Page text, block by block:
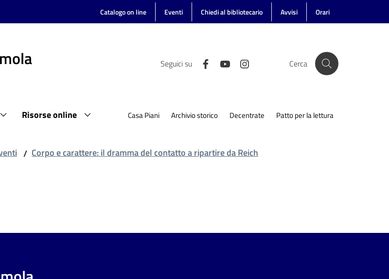
Catalogo on line Eventi Chiedi al bibliotecario Avvisi Orari
Seguici su Cerca
Risorse online Casa Piani Archivio storico Decentrate Patto per la lettura
/ Corpo e carattere: il dramma del contatto a ripartire da Reich